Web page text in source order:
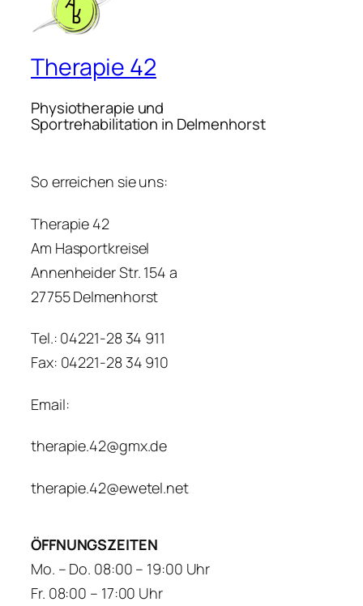
Therapie 42
Physiotherapie und
Sportrehabilitation in Delmenhorst
So erreichen sie uns:
Therapie 42
Am Hasportkreisel
Annenheider Str. 154 a
27755 Delmenhorst
Tel.: 04221-28 34 911
Fax: 04221-28 34 910
Email:
therapie.42@gmx.de
therapie.42@ewetel.net
ÖFFNUNGSZEITEN
Mo. – Do. 08:00 – 19:00 Uhr
Fr. 08:00 – 17:00 Uhr